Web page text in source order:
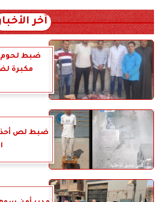
آخر
ضبط لحوم
مكبرة
ضبط لص